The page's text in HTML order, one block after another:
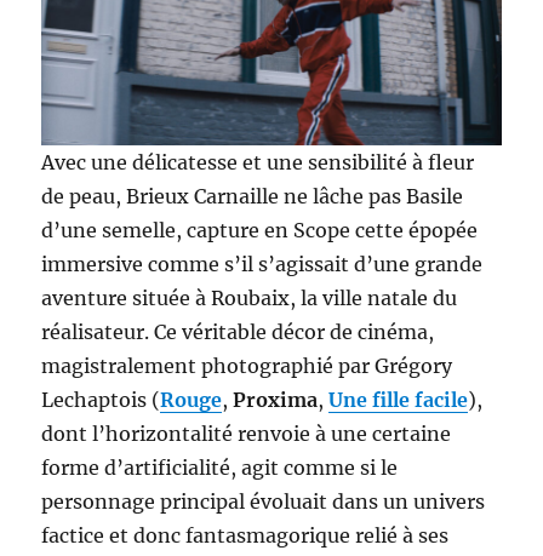
Avec une délicatesse et une sensibilité à fleur
de peau, Brieux Carnaille ne lâche pas Basile
d’une semelle, capture en Scope cette épopée
immersive comme s’il s’agissait d’une grande
aventure située à Roubaix, la ville natale du
réalisateur. Ce véritable décor de cinéma,
magistralement photographié par Grégory
Lechaptois (Rouge,Proxima,Une fille facile),
dont l’horizontalité renvoie à une certaine
forme d’artificialité, agit comme si le
personnage principal évoluait dans un univers
factice et donc fantasmagorique relié à ses